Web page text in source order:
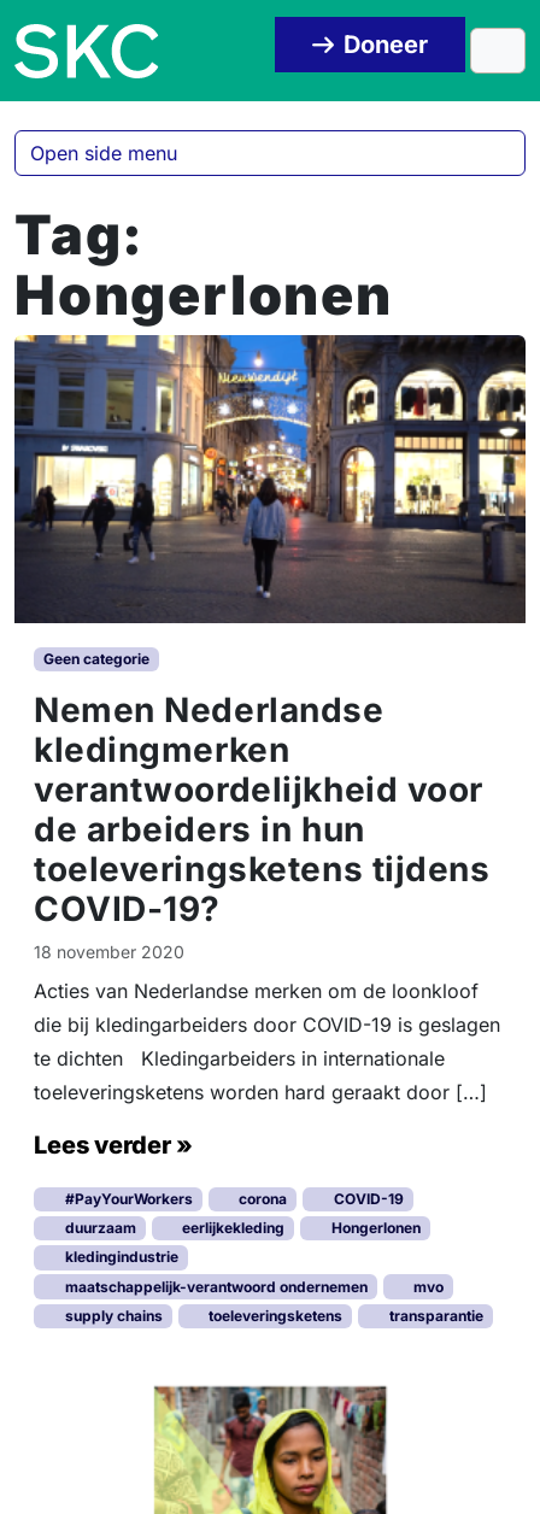
Doneer
Tag:
Hongerlonen
Geen categorie
Nemen Nederlandse
kledingmerken
verantwoordelijkheid voor
de arbeiders in hun
toeleveringsketens tijdens
COVID-19?
18 november 2020
Acties van Nederlandse merken om de loonkloof
die bij kledingarbeiders door COVID-19 is geslagen
te dichten Kledingarbeiders in internationale
toeleveringsketens worden hard geraakt door […]
Lees verder »
#PayYourWorkers corona
COVID-19
duurzaam
eerlijkekleding
Hongerlonen
kledingindustrie
maatschappelijk-verantwoord ondernemen
mvo
supply chains
toeleveringsketens transparantie
Open side menu